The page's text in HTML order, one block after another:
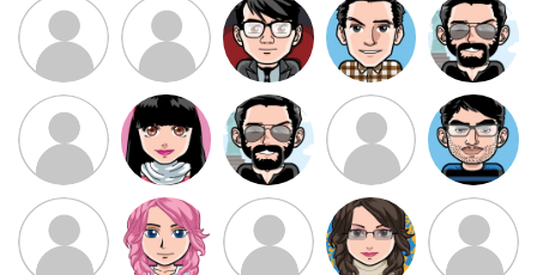
ممدرضا رضا کاظمی زهرا ~ ابتین
سید محمد
موسوی
مهدی فرهمند مهدی سلطانی داود رضیی
طرفدار میلی
بابی براون
کیوان کیانی
سامان راحمی امیردلتا امیروو ملیکا منتظری عارفه داستانپور